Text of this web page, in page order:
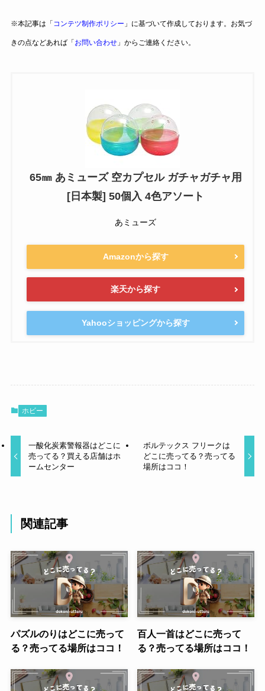
※本記事は「 コンテツ制作ポリシー 」に基づいて作成しております。お気づ
きの点などあれば「 お問い合わせ」からご連絡ください。
65㎜ あミューズ 空カプセル ガチャガチャ用
[日本製] 50個入 4色アソート
あミューズ
Amazonから探す
楽天から探す
Yahooショッピングから探す
ホビー
一酸化炭素警報器はどこに
売ってる？買える店舗はホ
ームセンター
ボルテックス フリークは
どこに売ってる？売ってる
場所はココ！
関連記事
パズルのりはどこに売って
る？売ってる場所はココ！
百人一首はどこに売って
る？売ってる場所はココ！